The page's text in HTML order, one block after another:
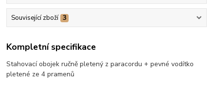
Související zboží 3
Kompletní specifikace
Stahovací obojek ručně pletený z paracordu + pevné vodítko
pletené ze 4 pramenů